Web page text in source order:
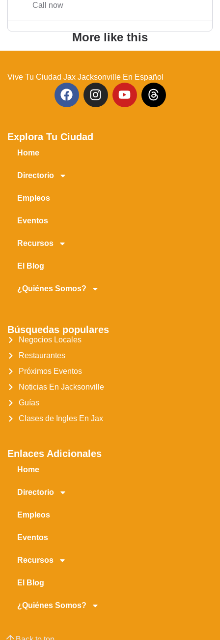
Call now
More like this
Vive Tu Ciudad Jax Jacksonville En Español
Explora Tu Ciudad
Home
Directorio
Empleos
Eventos
Recursos
El Blog
¿Quiénes Somos?
Búsquedas populares
Negocios Locales
Restaurantes
Próximos Eventos
Noticias En Jacksonville
Guías
Clases de Ingles En Jax
Enlaces Adicionales
Home
Directorio
Empleos
Eventos
Recursos
El Blog
¿Quiénes Somos?